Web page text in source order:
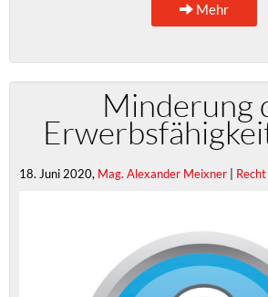
Mehr
Minderung
18. Juni 2020, Mag. Alexander Meixner | Recht